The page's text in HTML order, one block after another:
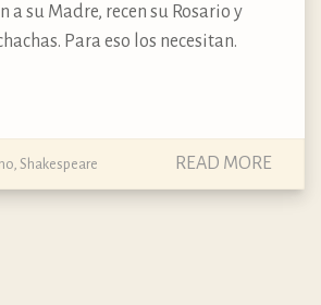
a su Madre, recen su Rosario y
Para eso los necesitan.
Shakespeare READ MORE